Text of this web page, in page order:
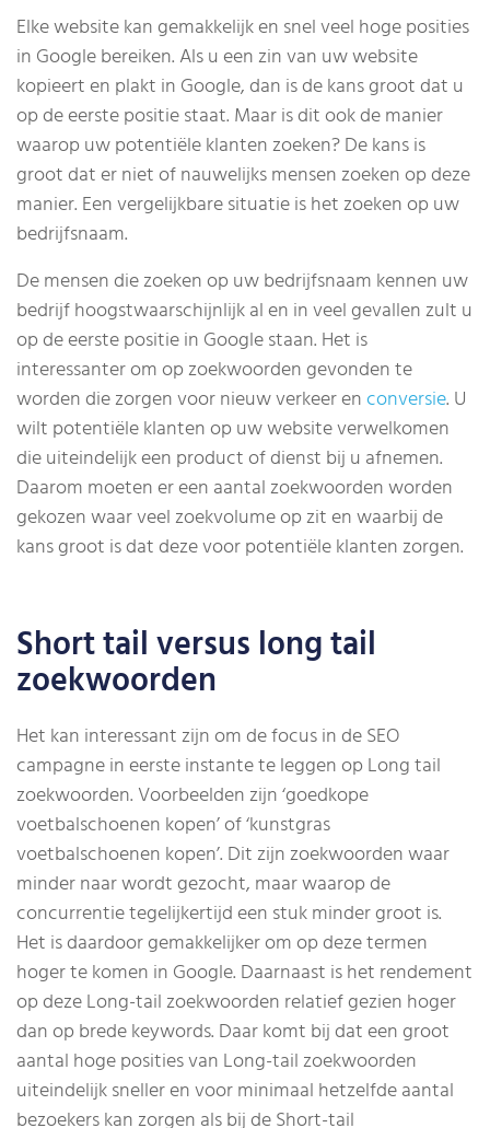
Elke website kan gemakkelijk en snel veel hoge posities
in Google bereiken. Als u een zin van uw website
kopieert en plakt in Google, dan is de kans groot dat u
op de eerste positie staat. Maar is dit ook de manier
waarop uw potentiële klanten zoeken? De kans is
groot dat er niet of nauwelijks mensen zoeken op deze
manier. Een vergelijkbare situatie is het zoeken op uw
bedrijfsnaam.
De mensen die zoeken op uw bedrijfsnaam kennen uw
bedrijf hoogstwaarschijnlijk al en in veel gevallen zult u
op de eerste positie in Google staan. Het is
interessanter om op zoekwoorden gevonden te
worden die zorgen voor nieuw verkeer enconversie. U
wilt potentiële klanten op uw website verwelkomen
die uiteindelijk een product of dienst bij u afnemen.
Daarom moeten er een aantal zoekwoorden worden
gekozen waar veel zoekvolume op zit en waarbij de
kans groot is dat deze voor potentiële klanten zorgen.
Short tail versus long tail
zoekwoorden
Het kan interessant zijn om de focus in de SEO
campagne in eerste instante te leggen op Long tail
zoekwoorden. Voorbeelden zijn ‘goedkope
voetbalschoenen kopen’ of ‘kunstgras
voetbalschoenen kopen’. Dit zijn zoekwoorden waar
minder naar wordt gezocht, maar waarop de
concurrentie tegelijkertijd een stuk minder groot is.
Het is daardoor gemakkelijker om op deze termen
hoger te komen in Google. Daarnaast is het rendement
op deze Long-tail zoekwoorden relatief gezien hoger
dan op brede keywords. Daar komt bij dat een groot
aantal hoge posities van Long-tail zoekwoorden
uiteindelijk sneller en voor minimaal hetzelfde aantal
bezoekers kan zorgen als bij de Short-tail